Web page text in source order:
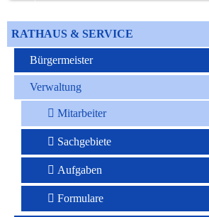
RATHAUS & SERVICE
Bürgermeister
Verwaltung
Mitarbeiter
Sachgebiete
Aufgaben
Formulare